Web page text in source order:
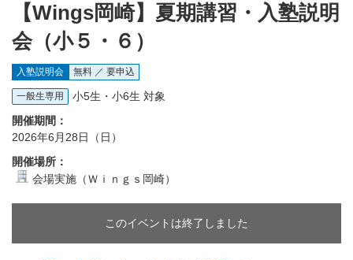
【Wings岡崎】夏期講習・入塾説明
会（小５・６）
入塾説明会 無料 ／ 要申込
一般生専用
小5生・小6生 対象
開催期間：
2026年6月28日（日）
開催場所：
会場実施（Ｗｉｎｇｓ岡崎）
このイベントは終了しました